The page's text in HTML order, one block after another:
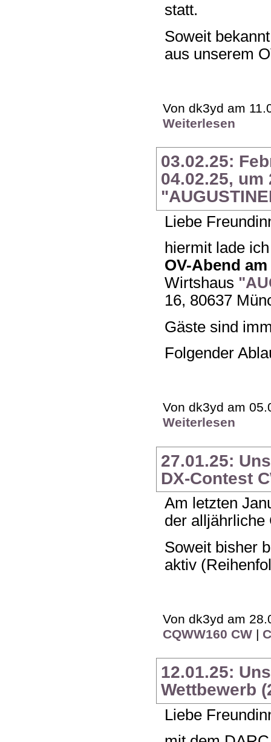
statt.
Soweit
aus unserem
Von dk3yd am
Weiterlesen
03.02.25:
04.02.25,
Liebe
hiermit lade
OV-Abend
Wirtshaus
16, 80637
Gäste sind
Folgender
Von dk3yd am
Weiterlesen
27.01.25:
DX-Contest
Am letzten
der alljährliche
Soweit bisher
aktiv
Von dk3yd am
CQWW160 CW |
12.01.25:
Wettbewerb
Liebe